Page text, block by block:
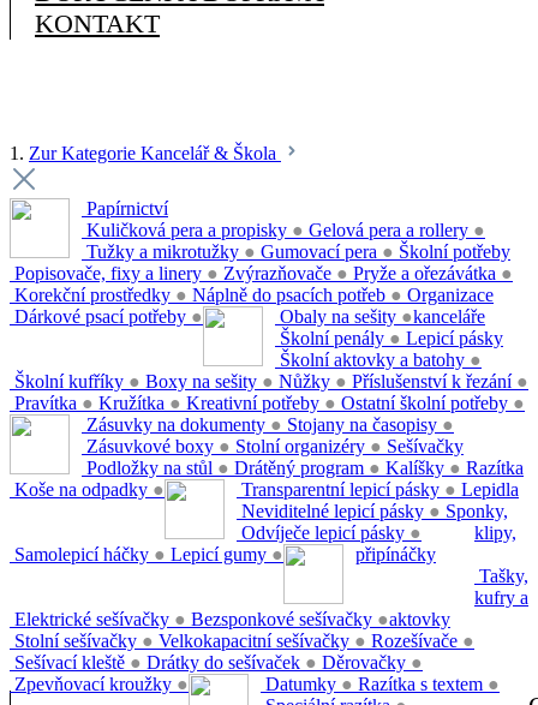
KONTAKT
1. Zur Kategorie Kancelář & Škola
Papírnictví
Kuličková pera a propisky ● Gelová pera a rollery ●
Tužky a mikrotužky ● Gumovací pera ●
Popisovače, fixy a linery ● Zvýrazňovače ● Pryže a ořezávátka ●
Korekční prostředky ● Náplně do psacích potřeb ●
Dárkové psací potřeby ●
Školní potřeby
Obaly na sešity ●
Školní penály ●
Školní aktovky a batohy ●
Školní kufříky ● Boxy na sešity ● Nůžky ● Příslušenství k řezání ●
Pravítka ● Kružítka ● Kreativní potřeby ● Ostatní školní potřeby ●
Organizace
kanceláře
Zásuvky na dokumenty ● Stojany na časopisy ●
Zásuvkové boxy ● Stolní organizéry ●
Podložky na stůl ● Drátěný program ● Kalíšky ●
Koše na odpadky ●
Lepicí pásky
Transparentní lepicí pásky ●
Neviditelné lepicí pásky ●
Odvíječe lepicí pásky ●
Samolepicí háčky ● Lepicí gumy ●
Sešívačky
Elektrické sešívačky ● Bezsponkové sešívačky ●
Stolní sešívačky ● Velkokapacitní sešívačky ● Rozešívače ●
Sešívací kleště ● Drátky do sešívaček ● Děrovačky ●
Zpevňovací kroužky ●
Razítka
Datumky ● Razítka s textem ●
Lepidla
Sponky,
klipy,
připínáčky
Tašky,
kufry a
aktovky